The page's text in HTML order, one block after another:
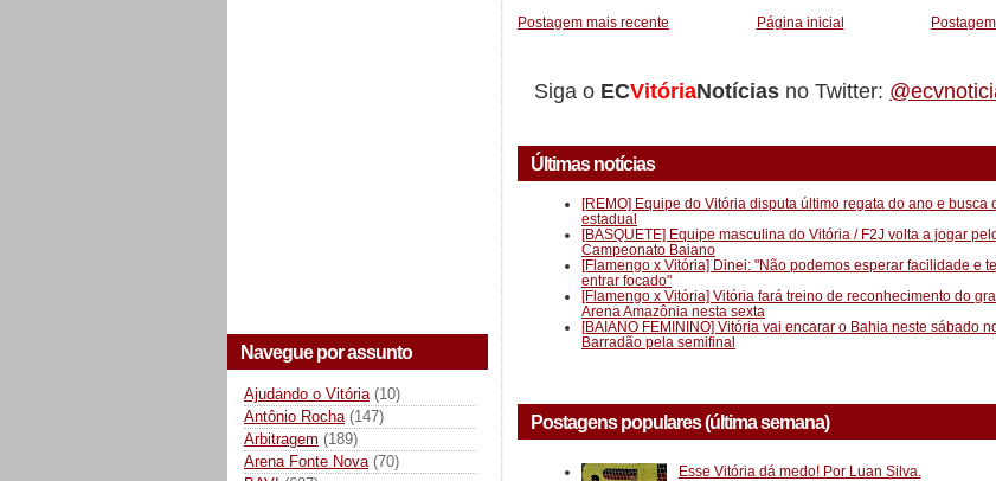
Navegue por assunto
Ajudando o Vitória (10)
Antônio Rocha (147)
Arbitragem (189)
Arena Fonte Nova (70)
Postagem mais recente Página inicial
Siga o ECVitóriaNotícias no Twitter:
Últimas notícias
[REMO] Equipe do Vitória disputa último regata do ano e busca
estadual
[BASQUETE] Equipe masculina do Vitória / F2J volta a jogar
Campeonato Baiano
[Flamengo x Vitória] Dinei: "Não podemos esperar facilidade e
entrar focado"
[Flamengo x Vitória] Vitória fará treino de reconhecimento do
Arena Amazônia nesta sexta
[BAIANO FEMININO] Vitória vai encarar o Bahia neste sábado
Barradão pela semifinal
Postagens populares (última semana)
Esse Vitória dá medo! Por Luan Silva.